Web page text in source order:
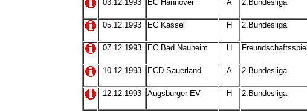
03.12.1993 EC Hannover A 2.Bundesliga
05.12.1993 EC Kassel H 2.Bundesliga
07.12.1993 EC Bad Nauheim H Freundschaftsspiel
10.12.1993 ECD Sauerland A 2.Bundesliga
12.12.1993 Augsburger EV H 2.Bundesliga